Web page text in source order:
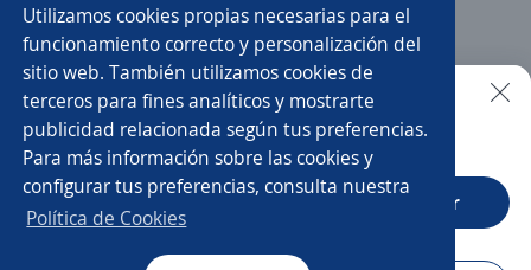
Utilizamos cookies propias necesarias para el
funcionamiento correcto y personalización del
sitio web. También utilizamos cookies de
terceros para fines analíticos y mostrarte
publicidad relacionada según tus preferencias.
Para más información sobre las cookies y
configurar tus preferencias, consulta nuestra
Política de Cookies
Analista de talento Especialista de nóminas
Analista de reclutamiento y selección
Analista de seguridad social Analista
Especialista en selección
Buscar es más fácil en la app
CT App Abrir